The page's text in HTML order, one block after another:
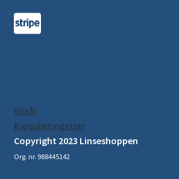
Vilkår
Kjøpsbetingelser
Copyright 2023 Linseshoppen
Org. nr. 988445142